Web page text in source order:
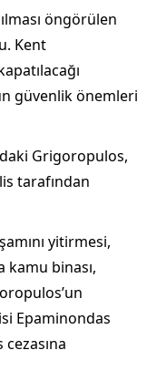
öngörülen
Kent
güvenlik önemleri
Grigoropulos,
tarafından
yitirmesi,
kamu binası,
Epaminondas